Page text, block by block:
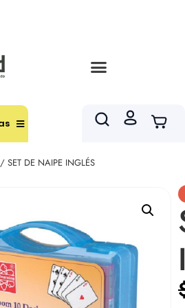
/ SET DE NAIPE INGLÉS